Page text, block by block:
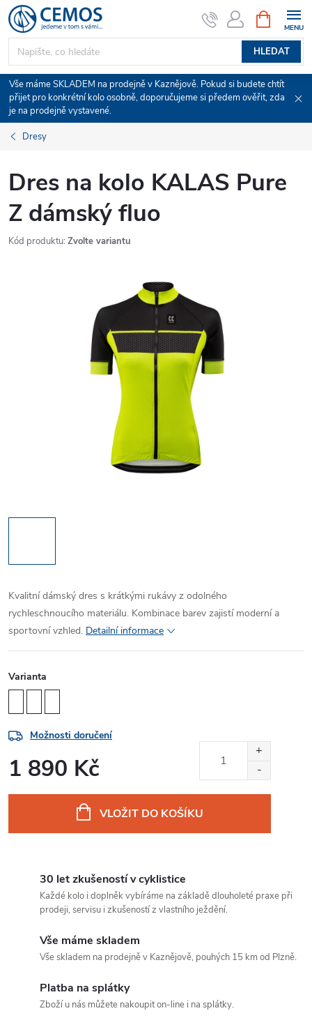
Přejít
na
obsah
HLEDAT
NÁKUPNÍ
KOŠÍK
Vše máme SKLADEM na prodejně v Kaznějově. Pokud si budete chtít
přijet pro konkrétní kolo osobně, doporučujeme si předem ověřit, zda
je na prodejně vystavené.
Dresy
Dres na kolo KALAS Pure
Z dámský fluo
Kód produktu: Zvolte variantu
Kvalitní dámský dres s krátkými rukávy z odolného
rychleschnoucího materiálu. Kombinace barev zajistí moderní a
sportovní vzhled. Detailní informace
Varianta
Možnosti doručení
1 890 Kč
VLOŽIT DO KOŠÍKU
30 let zkušeností v cyklistice
Každé kolo i doplněk vybíráme na základě dlouholeté praxe při
prodeji, servisu i zkušeností z vlastního ježdění.
Vše máme skladem
Vše skladem na prodejně v Kaznějově, pouhých 15 km od Plzně.
Platba na splátky
Zboží u nás můžete nakoupit on-line i na splátky.